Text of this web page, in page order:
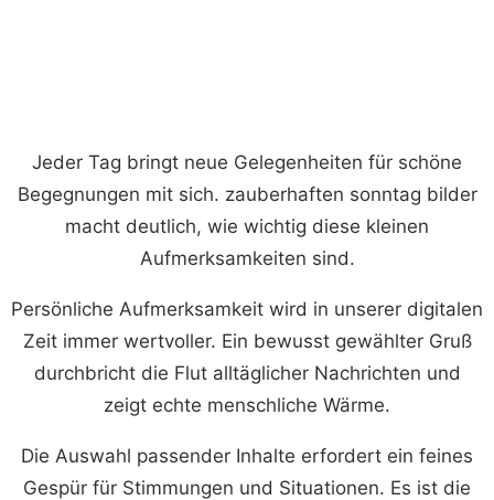
Jeder Tag bringt neue Gelegenheiten für schöne
Begegnungen mit sich. zauberhaften sonntag bilder
macht deutlich, wie wichtig diese kleinen
Aufmerksamkeiten sind.
Persönliche Aufmerksamkeit wird in unserer digitalen
Zeit immer wertvoller. Ein bewusst gewählter Gruß
durchbricht die Flut alltäglicher Nachrichten und
zeigt echte menschliche Wärme.
Die Auswahl passender Inhalte erfordert ein feines
Gespür für Stimmungen und Situationen. Es ist die